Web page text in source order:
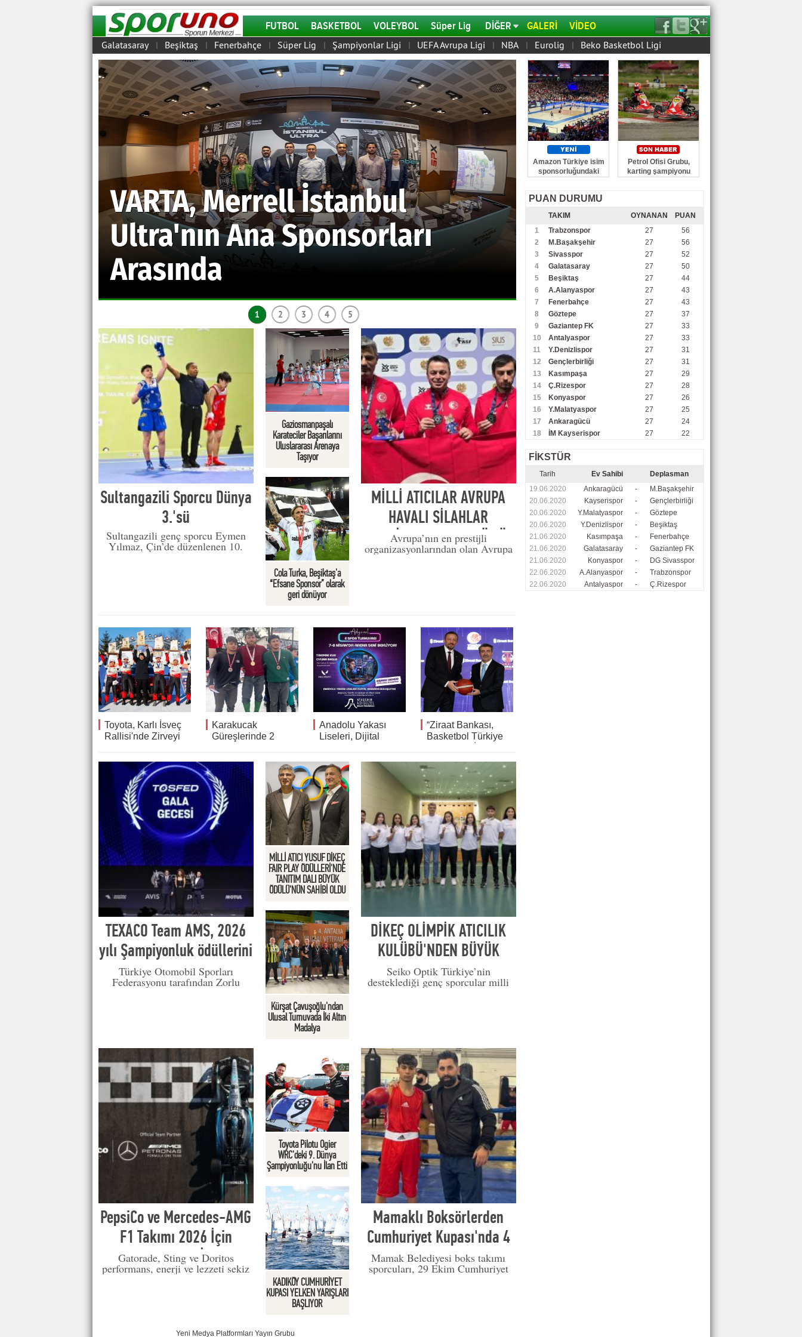
FUTBOL BASKETBOL VOLEYBOL Süper Lig DİĞER GALERİ VİDEO
Galatasaray | Beşiktaş | Fenerbahçe | Süper Lig | Şampiyonlar Ligi | UEFA Avrupa Ligi | NBA | Eurolig | Beko Basketbol Ligi
VARTA, Merrell İstanbul
Ultra'nın Ana Sponsorları
Arasında
1 2 3 4 5
Sultangazili Sporcu Dünya
3.'sü
Sultangazili genç sporcu Eymen
Yılmaz, Çin’de düzenlenen 10.
Dünya Gençler Wushu
Gaziosmanpaşalı
Karateciler Başarılarını
Uluslararası Arenaya
Taşıyor
Cola Turka, Beşiktaş'a
“Efsane Sponsor” olarak
geri dönüyor
MİLLİ ATICILAR AVRUPA
HAVALI SİLAHLAR
ŞAMPİYONASI'NDA GÜMÜŞ
MADALYA KAZANDI
Avrupa’nın en prestijli
organizasyonlarından olan Avrupa
Havalı Silahlar Şampiyonası’nda
Toyota, Karlı İsveç
Rallisi'nde Zirveyi
Karakucak
Güreşlerinde 2
Anadolu Yakası
Liseleri, Dijital
“Ziraat Bankası,
Basketbol Türkiye
TEXACO Team AMS, 2026
yılı Şampiyonluk ödüllerini
TOSFED Gala Gecesinde
teslim aldı
Türkiye Otomobil Sporları
Federasyonu tarafından Zorlu
PSM’de düzenlenen 2026 TOSFED
MİLLİ ATICI YUSUF DİKEÇ
FAIR PLAY ÖDÜLLERİ'NDE
TANITIM DALI BÜYÜK
ÖDÜLÜ'NÜN SAHİBİ OLDU
Kürşat Çavuşoğlu'ndan
Ulusal Turnuvada İki Altın
Madalya
DİKEÇ OLİMPİK ATICILIK
KULÜBÜ'NDEN BÜYÜK
BAŞARI…
Seiko Optik Türkiye’nin
desteklediği genç sporcular milli
takım seçmesinde büyük başarı
PepsiCo ve Mercedes-AMG
F1 Takımı 2026 İçin
Küresel Ortaklık İmzaladı
Gatorade, Sting ve Doritos
performans, enerji ve lezzeti sekiz
kez FIA World Constructors'
Toyota Pilotu Ogier
WRC'deki 9. Dünya
Şampiyonluğu'nu İlan Etti
KADIKÖY CUMHURİYET
KUPASI YELKEN YARIŞLARI
BAŞLIYOR
Mamaklı Boksörlerden
Cumhuriyet Kupası'nda 4
Madalya
Mamak Belediyesi boks takımı
sporcuları, 29 Ekim Cumhuriyet
Bayramı kapsamında düzenlenen
Amazon Türkiye isim
sponsorluğundaki
etabı başladı
Petrol Ofisi Grubu,
karting şampiyonu
PUAN DURUMU
TAKIM OYNANAN
PUAN
1
Trabzonspor 27
56
2
M.Başakşehir 27
56
3
Sivasspor 27
52
4
Galatasaray 27
50
5
Beşiktaş 27
44
6
A.Alanyaspor 27
43
7
Fenerbahçe 27
43
8
Göztepe 27
37
9
Gaziantep FK 27
33
10
Antalyaspor 27
33
11
Y.Denizlispor 27
31
12
Gençlerbirliği 27
31
13
Kasımpaşa 27
29
14
Ç.Rizespor 27
28
15
Konyaspor 27
26
16
Y.Malatyaspor 27
25
17
Ankaragücü 27
24
18
İM Kayserispor 27 22
FİKSTÜR
Tarih Ev Sahibi
Deplasman
19.06.2020
Ankaragücü -
M.Başakşehir
20.06.2020
Kayserispor -
Gençlerbirliği
20.06.2020
Y.Malatyaspor -
Göztepe
20.06.2020
Y.Denizlispor -
Beşiktaş
21.06.2020
Kasımpaşa -
Fenerbahçe
21.06.2020
Galatasaray -
Gaziantep FK
21.06.2020
Konyaspor -
DG Sivasspor
22.06.2020
A.Alanyaspor -
Trabzonspor
22.06.2020
Antalyaspor - Ç.Rizespor
Yeni Medya Platformları Yayın Grubu